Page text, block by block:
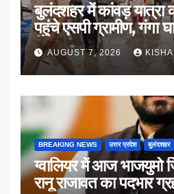
बुलंदशहर में कांवड़ यात्रा
पहुंचे एसपी ग्रामीण, गंगा
किया संवाद
AUGUST 7, 2026
BREAKING NEWS उत्तर प्रदेश बुलंदशहर
ग्वालियर में आज भाजयुमो
रानू राजावत का पदभार